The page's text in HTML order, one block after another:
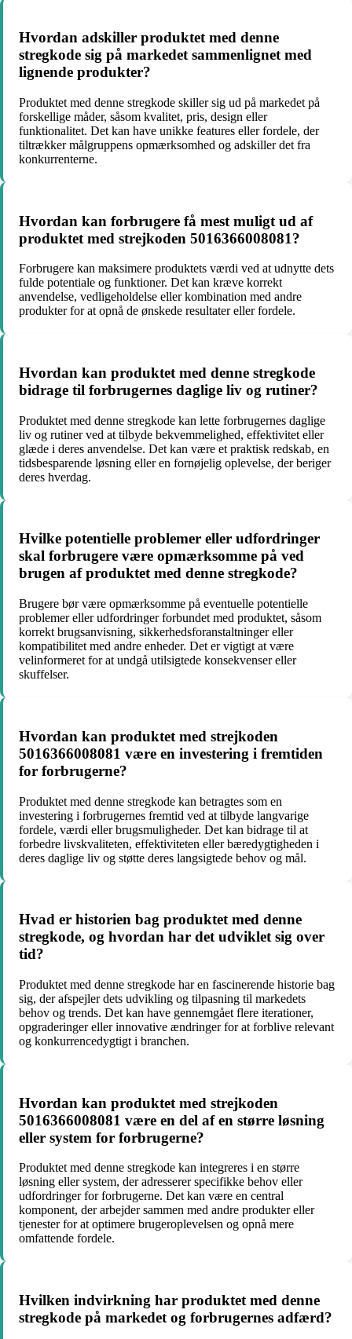
Hvordan adskiller produktet med denne
stregkode sig på markedet sammenlignet med
lignende produkter?
Produktet med denne stregkode skiller sig ud på markedet på
forskellige måder, såsom kvalitet, pris, design eller
funktionalitet. Det kan have unikke features eller fordele, der
tiltrækker målgruppens opmærksomhed og adskiller det fra
konkurrenterne.
Hvordan kan forbrugere få mest muligt ud af
produktet med strejkoden 5016366008081?
Forbrugere kan maksimere produktets værdi ved at udnytte dets
fulde potentiale og funktioner. Det kan kræve korrekt
anvendelse, vedligeholdelse eller kombination med andre
produkter for at opnå de ønskede resultater eller fordele.
Hvordan kan produktet med denne stregkode
bidrage til forbrugernes daglige liv og rutiner?
Produktet med denne stregkode kan lette forbrugernes daglige
liv og rutiner ved at tilbyde bekvemmelighed, effektivitet eller
glæde i deres anvendelse. Det kan være et praktisk redskab, en
tidsbesparende løsning eller en fornøjelig oplevelse, der beriger
deres hverdag.
Hvilke potentielle problemer eller udfordringer
skal forbrugere være opmærksomme på ved
brugen af produktet med denne stregkode?
Brugere bør være opmærksomme på eventuelle potentielle
problemer eller udfordringer forbundet med produktet, såsom
korrekt brugsanvisning, sikkerhedsforanstaltninger eller
kompatibilitet med andre enheder. Det er vigtigt at være
velinformeret for at undgå utilsigtede konsekvenser eller
skuffelser.
Hvordan kan produktet med strejkoden
5016366008081 være en investering i fremtiden
for forbrugerne?
Produktet med denne stregkode kan betragtes som en
investering i forbrugernes fremtid ved at tilbyde langvarige
fordele, værdi eller brugsmuligheder. Det kan bidrage til at
forbedre livskvaliteten, effektiviteten eller bæredygtigheden i
deres daglige liv og støtte deres langsigtede behov og mål.
Hvad er historien bag produktet med denne
stregkode, og hvordan har det udviklet sig over
tid?
Produktet med denne stregkode har en fascinerende historie bag
sig, der afspejler dets udvikling og tilpasning til markedets
behov og trends. Det kan have gennemgået flere iterationer,
opgraderinger eller innovative ændringer for at forblive relevant
og konkurrencedygtigt i branchen.
Hvordan kan produktet med strejkoden
5016366008081 være en del af en større løsning
eller system for forbrugerne?
Produktet med denne stregkode kan integreres i en større
løsning eller system, der adresserer specifikke behov eller
udfordringer for forbrugerne. Det kan være en central
komponent, der arbejder sammen med andre produkter eller
tjenester for at optimere brugeroplevelsen og opnå mere
omfattende fordele.
Hvilken indvirkning har produktet med denne
stregkode på markedet og forbrugernes adfærd?